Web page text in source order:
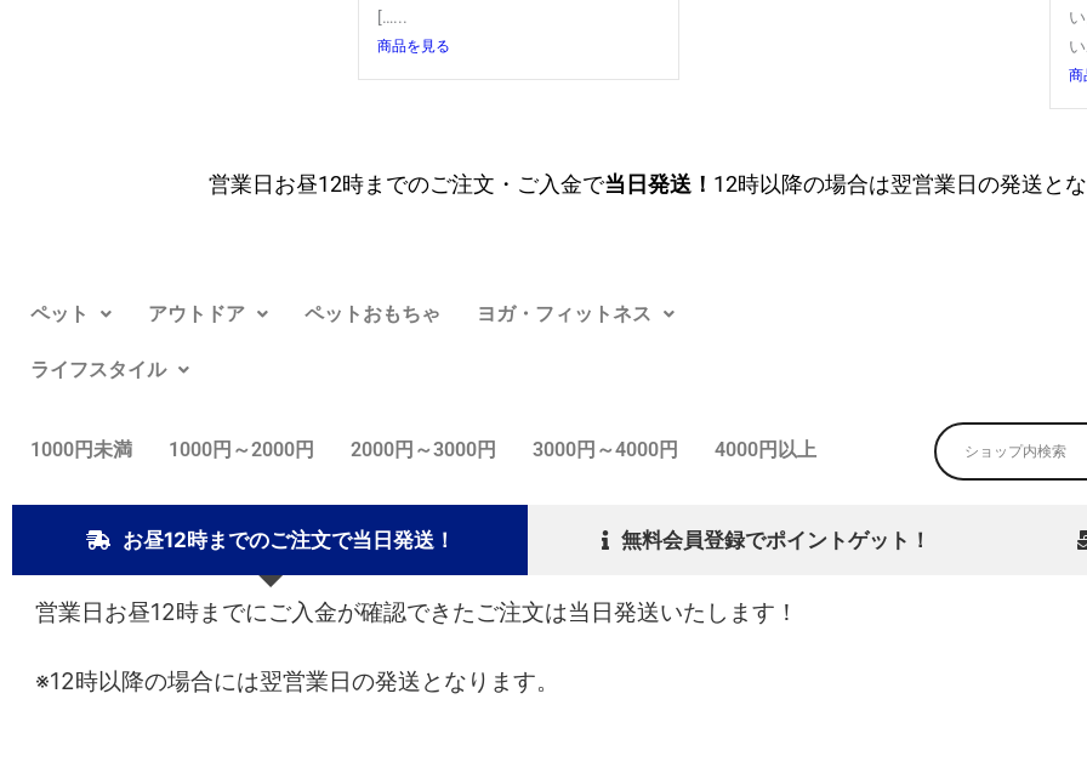
[…...
商品を見る
商
営業日お昼12時までのご注文・ご入金で当日発送！ 12時以降の場合は翌営業日の発送とな
ペット アウトドア ペットおもちゃ ヨガ・フィットネス
ライフスタイル
1000円未満 1000円～2000円 2000円～3000円 3000円～4000円 4000円以上
お昼12時までのご注文で当日発送！ 無料会員登録でポイントゲット！
営業日お昼12時までにご入金が確認できたご注文は当日発送いたします！
※12時以降の場合には翌営業日の発送となります。